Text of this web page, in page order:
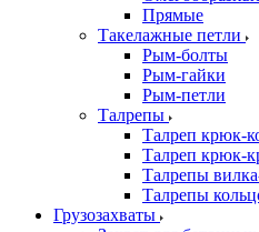
Прямые
Такелажные петли
Рым-болты
Рым-гайки
Рым-петли
Талрепы
Талреп крюк-
Талреп крюк-
Талрепы
Талрепы
Грузозахваты